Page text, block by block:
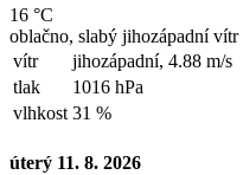
16 °C
oblačno, slabý jihozápadní vítr
vítr
jihozápadní, 4.88 m/s
tlak
1016 hPa
vlhkost 31 %
úterý 11. 8. 2026